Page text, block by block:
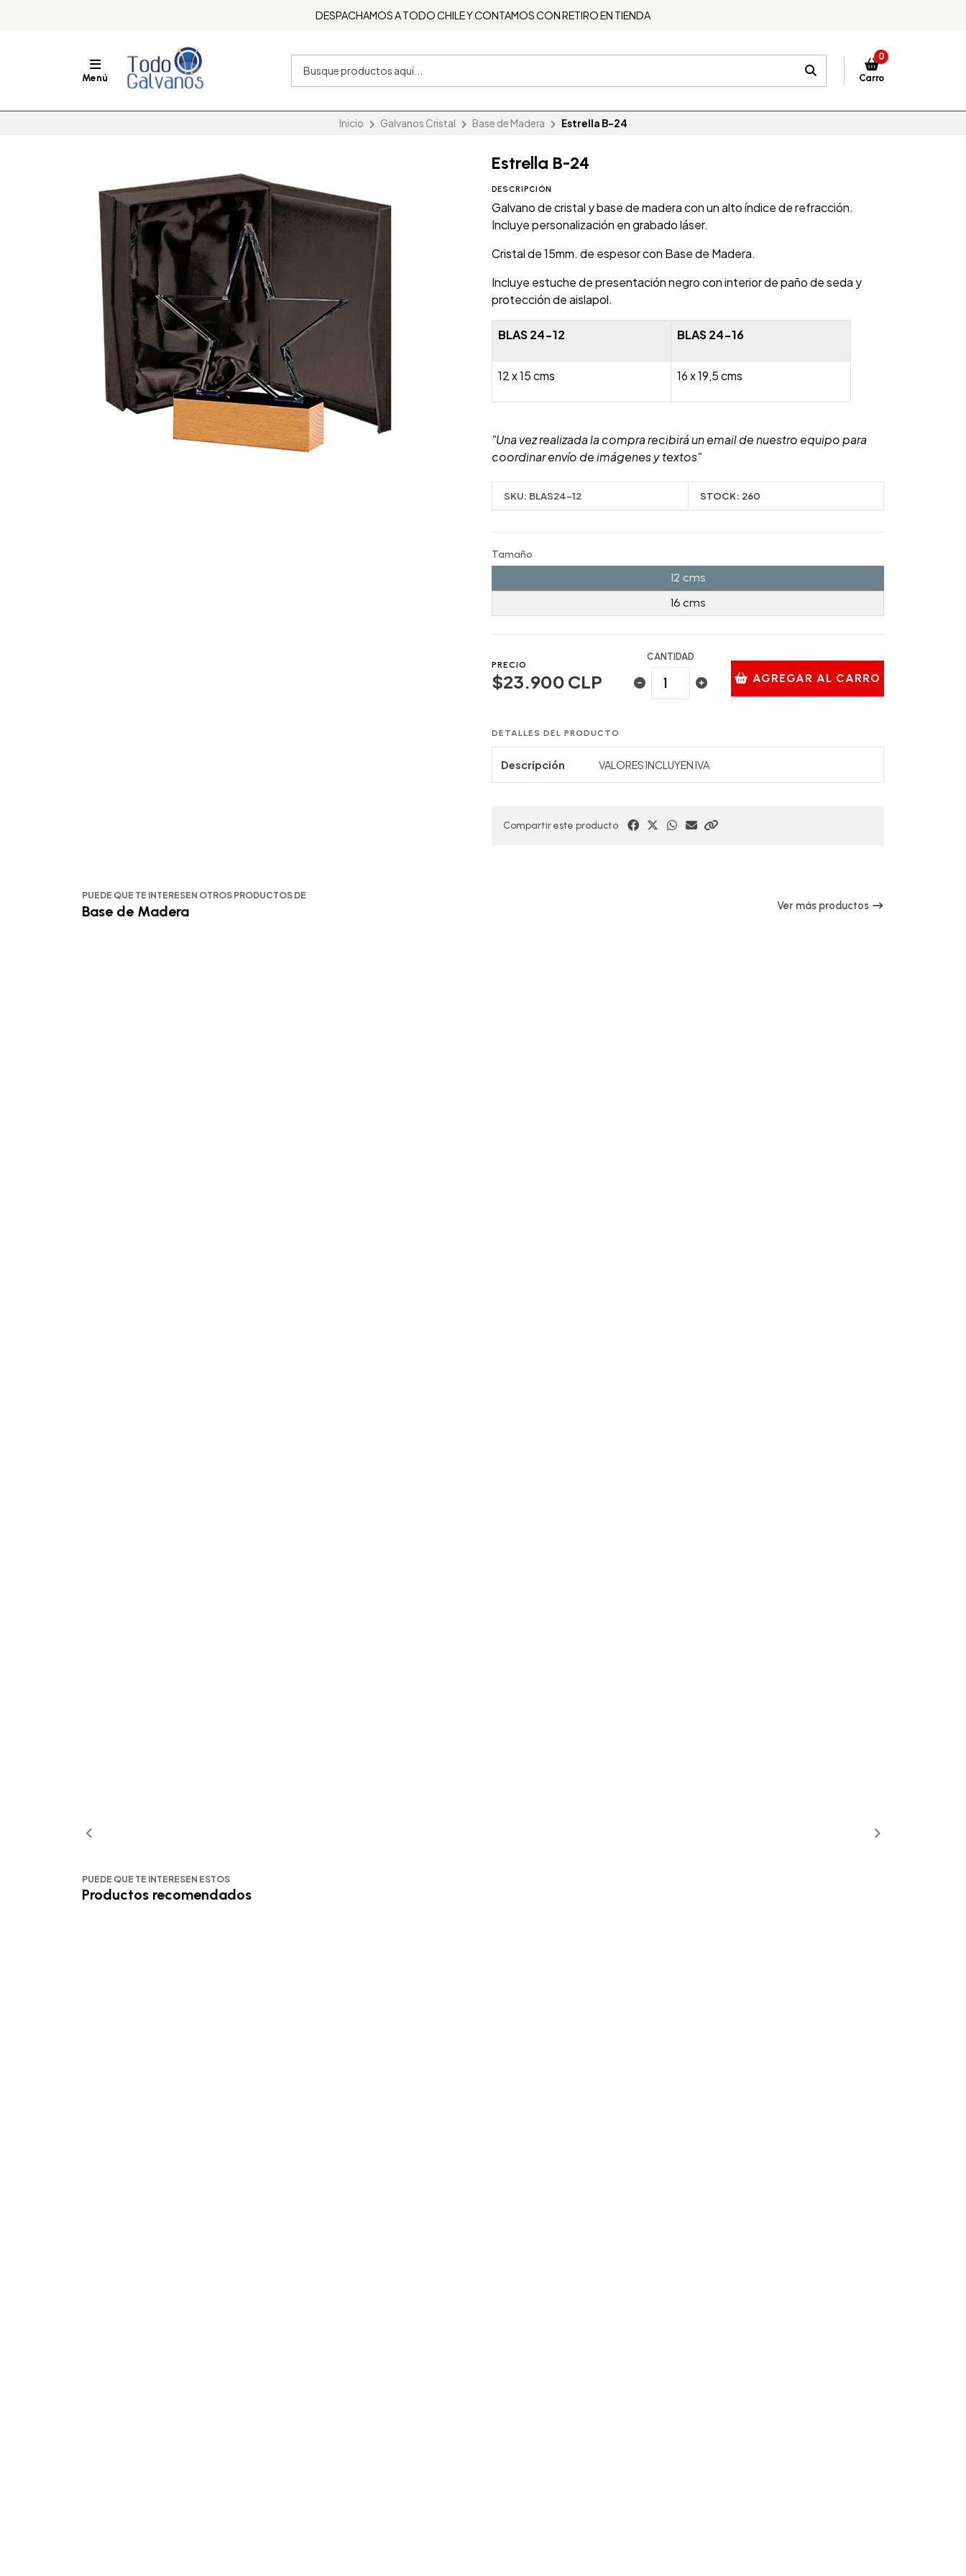
DESPACHAMOS A TODO CHILE Y CONTAMOS CON RETIRO EN TIENDA
Menú
0
Carro
Inicio Galvanos Cristal Base de Madera Estrella B-24
Estrella B-24
DESCRIPCIÓN
Galvano de cristal y base de madera con un alto índice de refracción.
Incluye personalización en grabado láser.
Cristal de 15mm. de espesor con Base de Madera.
Incluye estuche de presentación negro con interior de paño de seda y
protección de aislapol.
BLAS 24-12 BLAS 24-16
12 x 15 cms 16 x 19,5 cms
"Una vez realizada la compra recibirá un email de nuestro equipo para
coordinar envío de imágenes y textos"
SKU: BLAS24-12 STOCK: 260
Tamaño
12 cms
16 cms
PRECIO
$23.900 CLP
CANTIDAD
AGREGAR AL CARRO
DETALLES DEL PRODUCTO
Descripción VALORES INCLUYEN IVA
Compartir este producto
PUEDE QUE TE INTERESEN OTROS PRODUCTOS DE
Base de Madera Ver más productos
PUEDE QUE TE INTERESEN ESTOS
Productos recomendados